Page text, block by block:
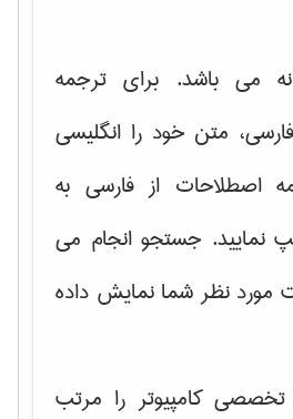
می باشد. برای ترجمه
متن خود را انگلیسی
اصطلاحات از فارسی به
نمایید. جستجو انجام می
مورد نظر شما نمایش داده
تخصصی کامپیوتر را مرتب